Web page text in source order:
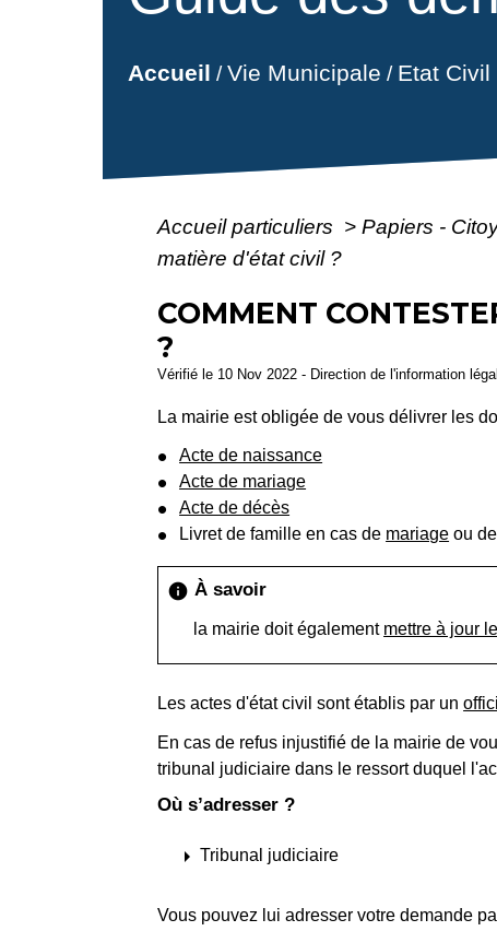
Accueil /Vie Municipale / Etat
Accueil particuliers > Papiers -
matière d'état civil ?
COMMENT
?
Vérifié le 10 Nov 2022 - Direction de l'information
La mairie est obligée de vous délivrer les
Acte de naissance
Acte de mariage
Acte de décès
Livret de famille en cas de mariage ou de
info À savoir
la mairie doit également mettre à jour
Les actes d'état civil sont établis par un
En cas de refus injustifié de la mairie de
tribunal judiciaire dans le ressort duquel
Où s’adresser ?
arrow_rightTribunal judiciaire
Vous pouvez lui adresser votre demande